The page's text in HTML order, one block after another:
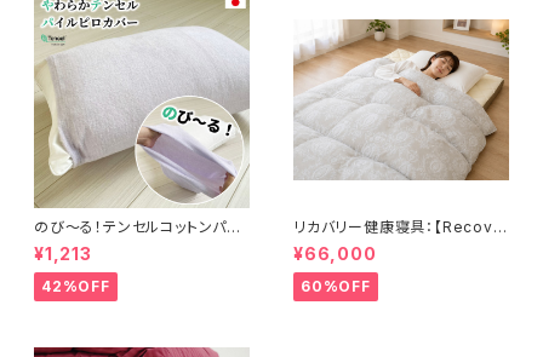
のび〜る！テンセルコットンパイ
ル・ピローカバー 32×52cm〜
43×63cm
¥1,213
42%OFF
リカバリー健康寝具：【Recove
rion】リカバリオン羽毛掛け布団
プラウシオン®加工
¥66,000
60%OFF